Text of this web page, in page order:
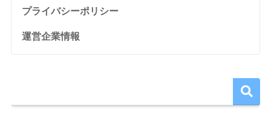
プライバシーポリシー
運営企業情報